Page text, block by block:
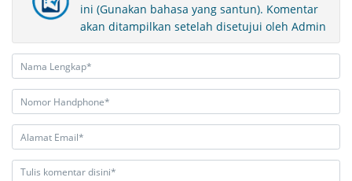
ini (Gunakan bahasa yang santun). Komentar
akan ditampilkan setelah disetujui oleh Admin